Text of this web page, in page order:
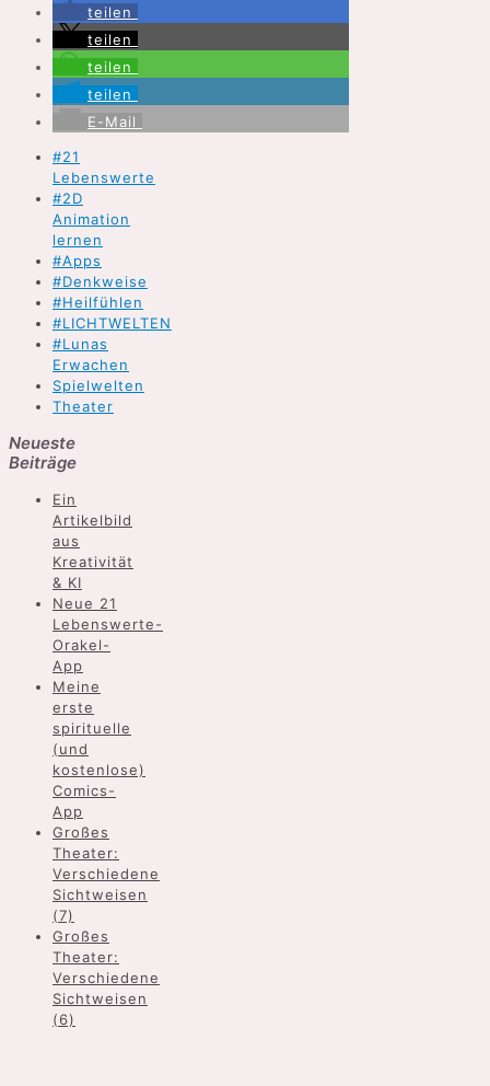
teilen
teilen
teilen
teilen
E-Mail
#21
Lebenswerte
#2D
Animation
lernen
#Apps
#Denkweise
#Heilfühlen
#LICHTWELTEN
#Lunas
Erwachen
Spielwelten
Theater
Neueste
Beiträge
Ein
Artikelbild
aus
Kreativität
& KI
Neue 21
Lebenswerte-
Orakel-
App
Meine
erste
spirituelle
(und
kostenlose)
Comics-
App
Großes
Theater:
Verschiedene
Sichtweisen
(7)
Großes
Theater:
Verschiedene
Sichtweisen
(6)